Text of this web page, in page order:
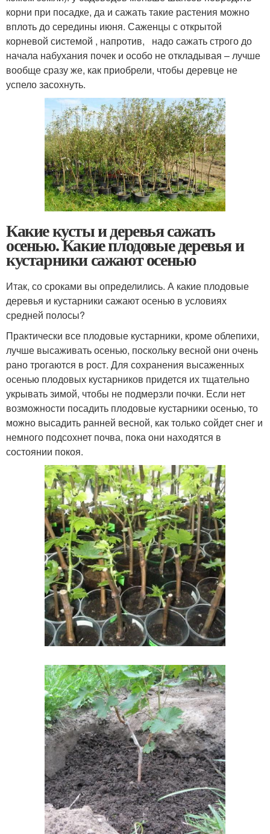
корни при посадке, да и сажать такие растения можно
вплоть до середины июня. Саженцы с открытой
корневой системой , напротив, надо сажать строго до
начала набухания почек и особо не откладывая – лучше
вообще сразу же, как приобрели, чтобы деревце не
успело засохнуть.
Какие кусты и деревья сажать
осенью. Какие плодовые деревья и
кустарники сажают осенью
Итак, со сроками вы определились. А какие плодовые
деревья и кустарники сажают осенью в условиях
средней полосы?
Практически все плодовые кустарники, кроме облепихи,
лучше высаживать осенью, поскольку весной они очень
рано трогаются в рост. Для сохранения высаженных
осенью плодовых кустарников придется их тщательно
укрывать зимой, чтобы не подмерзли почки. Если нет
возможности посадить плодовые кустарники осенью, то
можно высадить ранней весной, как только сойдет снег и
немного подсохнет почва, пока они находятся в
состоянии покоя.